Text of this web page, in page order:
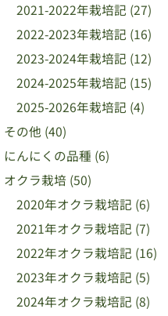
2021-2022年栽培記 (27)
2022-2023年栽培記 (16)
2023-2024年栽培記 (12)
2024-2025年栽培記 (15)
2025-2026年栽培記 (4)
その他 (40)
にんにくの品種 (6)
オクラ栽培 (50)
2020年オクラ栽培記 (6)
2021年オクラ栽培記 (7)
2022年オクラ栽培記 (16)
2023年オクラ栽培記 (5)
2024年オクラ栽培記 (8)